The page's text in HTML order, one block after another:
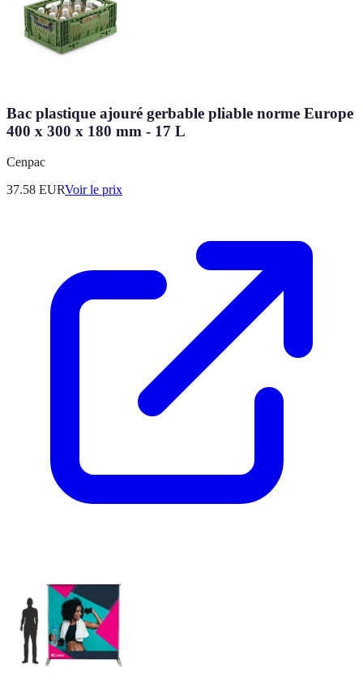
Bac plastique ajouré gerbable pliable norme Europe
400 x 300 x 180 mm - 17 L
Cenpac
37.58 EURVoir le prix